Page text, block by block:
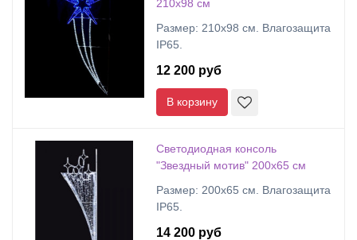
210х98 см
Размер: 210х98 см. Влагозащита
IP65.
12 200 руб
В корзину
Светодиодная консоль
"Звездный мотив" 200х65 см
Размер: 200х65 см. Влагозащита
IP65.
14 200 руб